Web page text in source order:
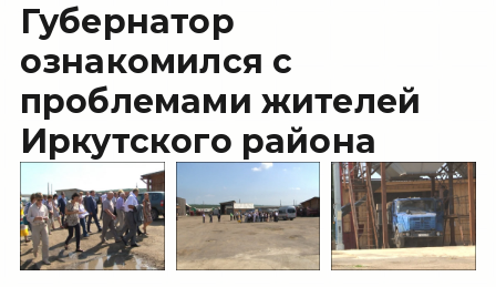
Губернатор
ознакомился с
проблемами жителей
Иркутского района